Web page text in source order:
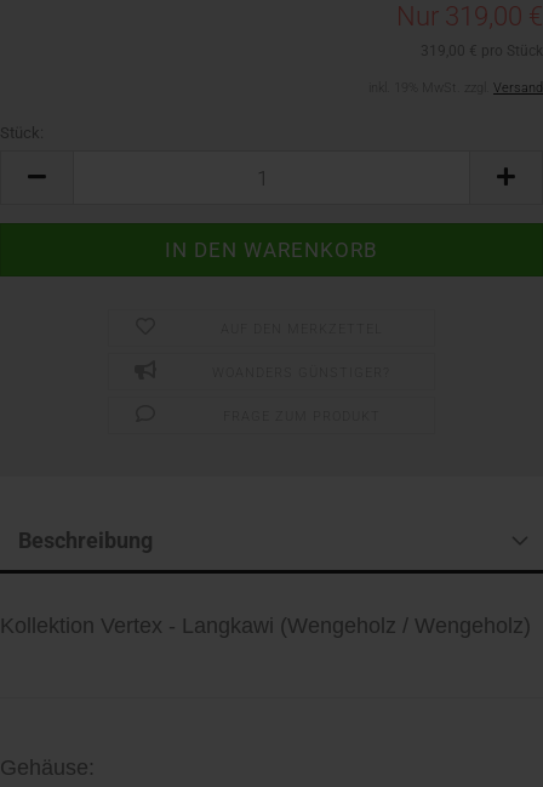
Nur 319,00 €
Versand
Stück:
Beschreibung
Kollektion Vertex - Langkawi (Wengeholz / Wengeholz)
Gehäuse: